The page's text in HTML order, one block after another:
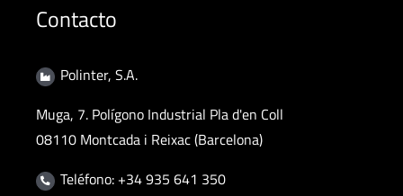
Contacto
Polinter, S.A.
Muga, 7. Polígono Industrial Pla d'en Coll
08110 Montcada i Reixac (Barcelona)
Teléfono: +34 935 641 350